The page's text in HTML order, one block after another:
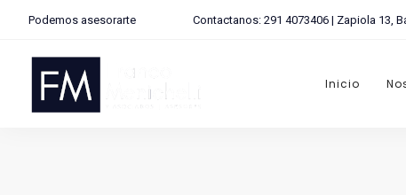
Podemos asesorarte Contactanos: 291 4073406 | Zapiola 13,
Inicio